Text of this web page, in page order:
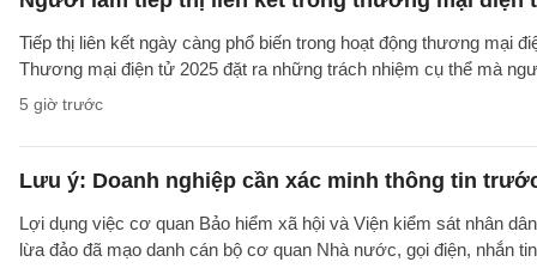
Tiếp thị liên kết ngày càng phổ biến trong hoạt động thương mại
Thương mại điện tử 2025 đặt ra những trách nhiệm cụ thể mà
5 giờ trước
Lưu ý: Doanh nghiệp cần xác minh thông tin
Lợi dụng việc cơ quan Bảo hiểm xã hội và Viện kiểm sát nhân
lừa đảo đã mạo danh cán bộ cơ quan Nhà nước, gọi điện, nhắn